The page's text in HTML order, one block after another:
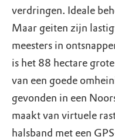
verdringen. Ideale
Maar geiten zijn
meesters in
is het 88 hectare
van een goede
gevonden in een
maakt van virtuele
halsband met een